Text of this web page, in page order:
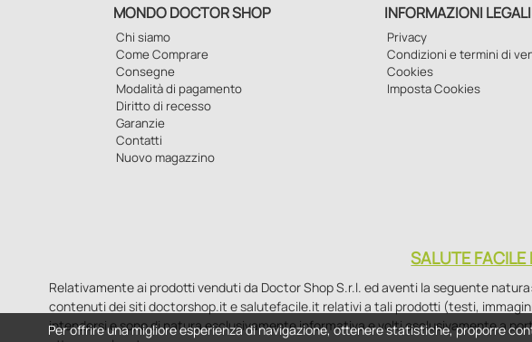
MONDO DOCTOR SHOP
Chi siamo
Come Comprare
Consegne
Modalità di pagamento
Diritto di recesso
Garanzie
Contatti
Nuovo magazzino
INFORMAZIONI LEGALI
Privacy
Condizioni e termini di
Cookies
Imposta Cookies
SALUTE FACILE
Relativamente ai prodotti venduti da Doctor Shop S.r.l. ed aventi la seguente
contenuti dei siti doctorshop.it e salutefacile.it relativi a tali prodotti (testi,
intendersi e sono di natura esclusivamente informativa e volti esclusivamente a
Per offrire una migliore esperienza di navigazione, ottenere statistiche, proporre